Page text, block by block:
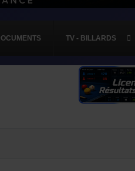
TV - BILLARDS